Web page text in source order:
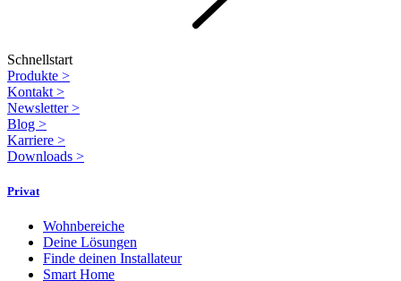
Schnellstart
Produkte >
Kontakt >
Newsletter>
Blog >
Karriere >
Downloads >
Privat
Wohnbereiche
Deine Lösungen
Finde deinen Installateur
Smart Home